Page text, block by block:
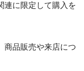
連に限定して購入を
商品販売や来店につ